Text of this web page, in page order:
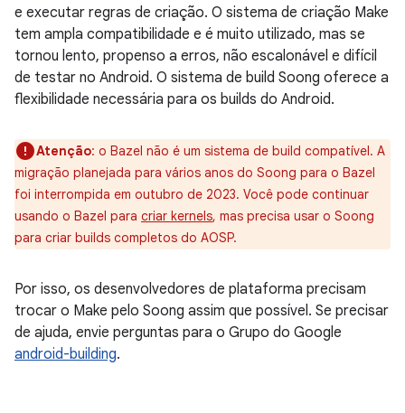
e executar regras de criação. O sistema de criação Make
tem ampla compatibilidade e é muito utilizado, mas se
tornou lento, propenso a erros, não escalonável e difícil
de testar no Android. O sistema de build Soong oferece a
flexibilidade necessária para os builds do Android.
Atenção: o Bazel não é um sistema de build compatível. A
migração planejada para vários anos do Soong para o Bazel
foi interrompida em outubro de 2023. Você pode continuar
usando o Bazel para criar kernels, mas precisa usar o Soong
para criar builds completos do AOSP.
Por isso, os desenvolvedores de plataforma precisam
trocar o Make pelo Soong assim que possível. Se precisar
de ajuda, envie perguntas para o Grupo do Google
android-building.